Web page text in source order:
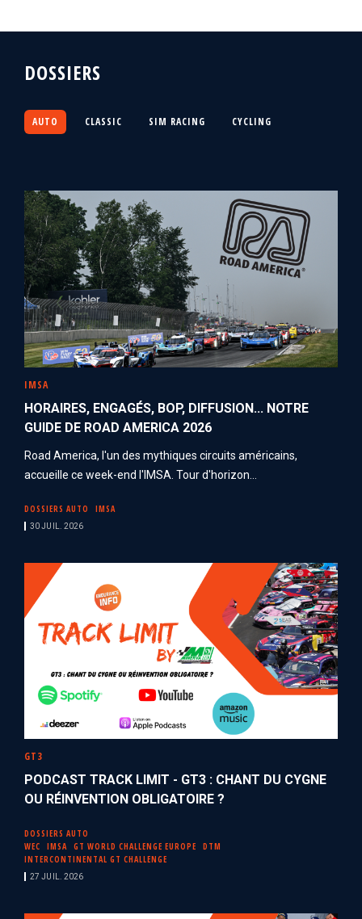
DOSSIERS
AUTO CLASSIC SIM RACING CYCLING
IMSA
HORAIRES, ENGAGÉS, BOP, DIFFUSION... NOTRE
GUIDE DE ROAD AMERICA 2026
Road America, l'un des mythiques circuits américains,
accueille ce week-end l'IMSA. Tour d'horizon...
DOSSIERS AUTO IMSA
30 JUIL. 2026
GT3
PODCAST TRACK LIMIT - GT3 : CHANT DU CYGNE
OU RÉINVENTION OBLIGATOIRE ?
DOSSIERS AUTO
WEC
IMSA GT WORLD CHALLENGE EUROPE
DTM
INTERCONTINENTAL GT CHALLENGE
27 JUIL. 2026